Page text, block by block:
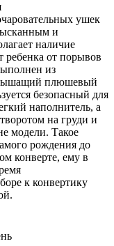
ушек
и
наличие
ребенка от порывов
из
дышащий плюшевый
безопасный для
наполнитель, а
на груди и
модели. Такое
рождения до
конверте, ему в
к конвертику